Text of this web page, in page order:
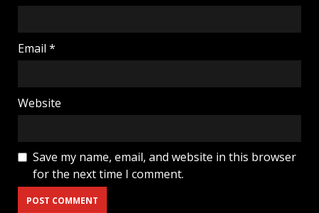
Email *
Website
Save my name, email, and website in this browser
for the next time I comment.